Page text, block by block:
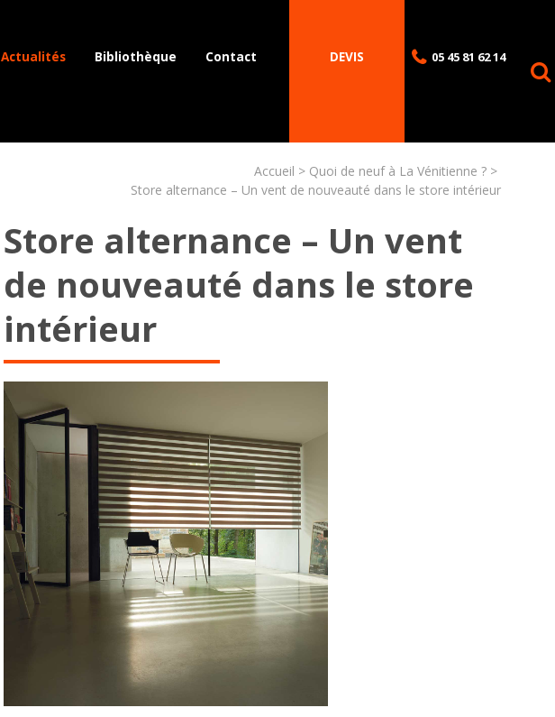
Actualités Bibliothèque Contact DEVIS 05 45 81 62 14
Accueil
Quoi de neuf à La Vénitienne ?
Store alternance – Un vent de nouveauté dans le store intérieur
Store alternance – Un vent
de nouveauté dans le store
intérieur